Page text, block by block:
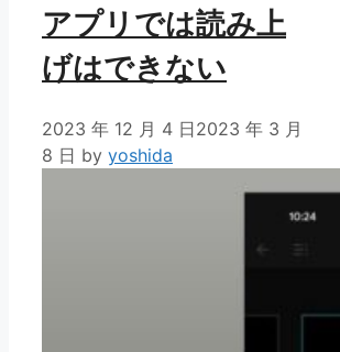
アプリでは読み上
げはできない
2023 年 12 月 4 日2023 年 3 月
8 日 by yoshida